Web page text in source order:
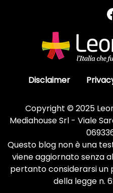
Disclaimer
Copyright © 2025
Mediahouse Srl - Viale
Questo blog non è una
viene aggiornato senza
pertanto considerarsi un
della legge n.